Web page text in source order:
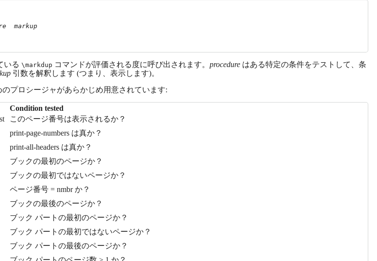
markup
いる \markdup コマンドが評価される度に呼び出されます。 procedure はある特定の条件をテストして、条
引数を解釈します (つまり、表示します)。
プロシージャがあらかじめ用意されています:
Condition tested
このページ番号は表示されるか？
print-page-numbers は真か？
print-all-headers は真か？
ブックの最初のページか？
ブックの最初ではないページか？
ページ番号 = nmbr か？
ブックの最後のページか？
ブック パートの最初のページか？
ブック パートの最初ではないページか？
ブック パートの最後のページか？